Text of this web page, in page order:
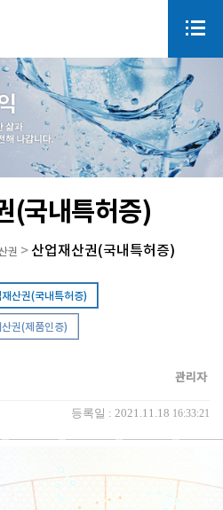
(국내특허증)
권 > 산업재산권(국내특허증)
산권(국내특허증)
권(제품인증)
관리자
등록일 : 2021.11.18 16:33:21